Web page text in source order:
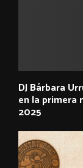
DJ Bárbara
en la primera
2025